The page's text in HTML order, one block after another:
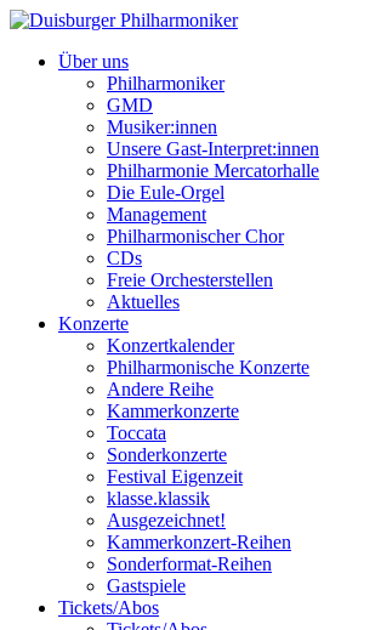
Über uns
Philharmoniker
GMD
Musiker:innen
Unsere Gast-Interpret:innen
Philharmonie Mercatorhalle
Die Eule-Orgel
Management
Philharmonischer Chor
CDs
Freie Orchesterstellen
Aktuelles
Konzerte
Konzertkalender
Philharmonische Konzerte
Andere Reihe
Kammerkonzerte
Toccata
Sonderkonzerte
Festival Eigenzeit
klasse.klassik
Ausgezeichnet!
Kammerkonzert-Reihen
Sonderformat-Reihen
Gastspiele
Tickets/Abos